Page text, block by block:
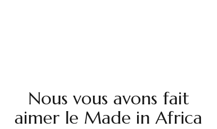
Nous vous avons fait
aimer le Made in Africa